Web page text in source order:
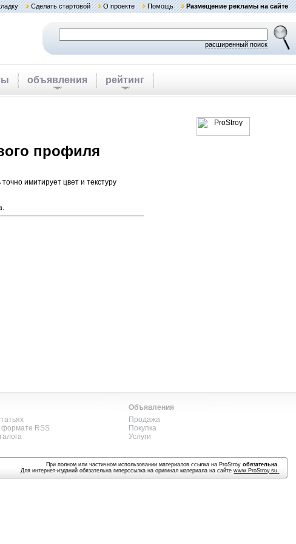
Сделать стартовой О проекте Помощь Размещение рекламы на сайте
расширенный поиск
объявления рейтинг
профиля
имитирует цвет и текстуру
формате RSS
Объявления
Продажа
Покупка
Услуги
При полном или частичном использовании материалов ссылка на ProStroyобязательна.
Для интернет-изданий обязательна гиперссылка на оригинал материала на сайтеwww.ProStroy.su.